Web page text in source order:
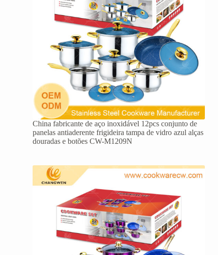
China fabricante de aço inoxidável 12pcs conjunto de
panelas antiaderente frigideira tampa de vidro azul alças
douradas e botões CW-M1209N